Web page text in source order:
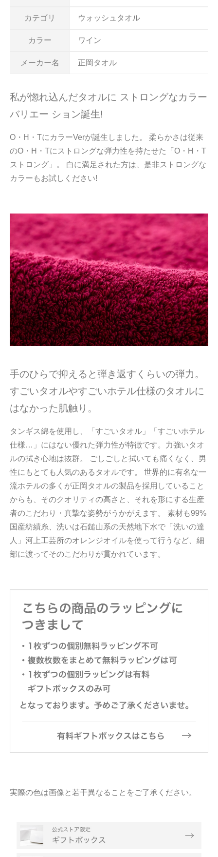
カテゴリ ウォッシュタオル
カラー ワイン
メーカー名 正岡タオル
私が惚れ込んだタオルに ストロングなカラー
バリエー ション誕生!
O・H・TにカラーVerが誕生しました。 柔らかさは従来
のO・H・Tにストロングな弾力性を持たせた「O・H・T
ストロング」。 白に満足された方は、是非ストロングな
カラーもお試しください!
手のひらで抑えると弾き返すくらいの弾力。
すごいタオルやすごいホテル仕様のタオルに
はなかった肌触り。
タンギス綿を使用し、「すごいタオル」「すごいホテル
仕様…」にはない優れた弾力性が特徴です。力強いタオ
ルの拭き心地は抜群。 ごしごしと拭いても痛くなく、男
性にもとても人気のあるタオルです。 世界的に有名な一
流ホテルの多くが正岡タオルの製品を採用していること
からも、そのクオリティの高さと、それを形にする生産
者のこだわり・真摯な姿勢がうかがえます。 素材も99%
国産紡績糸、洗いは石鎚山系の天然地下水で「洗いの達
人」河上工芸所のオレンジオイルを使って行うなど、細
部に渡ってそのこだわりが貫かれています。
実際の色は画像と若干異なることをご了承ください。